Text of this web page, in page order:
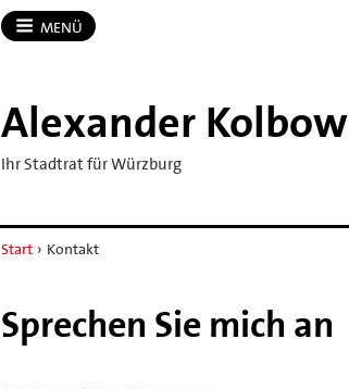
MENÜ
Alexander Kolbow
Ihr Stadtrat für Würzburg
Start › Kontakt
Sprechen Sie mich an